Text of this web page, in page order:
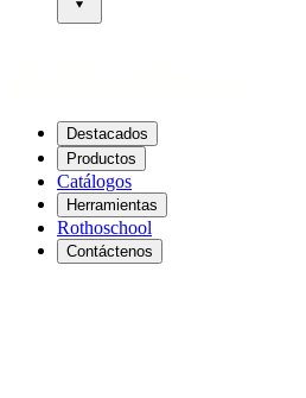
Destacados
Productos
Catálogos
Herramientas
Rothoschool
Contáctenos